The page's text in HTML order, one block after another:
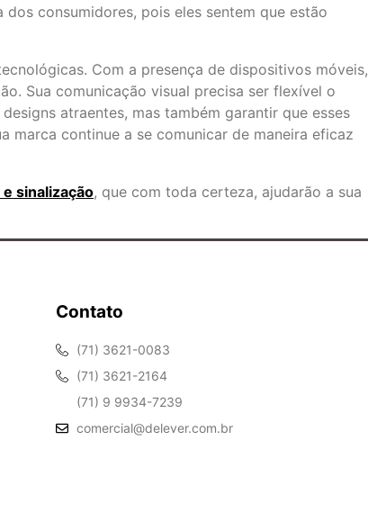
consumidores, pois eles sentem que estão
Com a presença de dispositivos móveis,
Sua comunicação visual precisa ser flexível o
atraentes, mas também garantir que esses
marca continue a se comunicar de maneira eficaz
sinalização, que com toda certeza, ajudarão a sua
Contato
(71) 3621-0083
(71) 3621-2164
(71) 9 9934-7239
comercial@delever.com.br